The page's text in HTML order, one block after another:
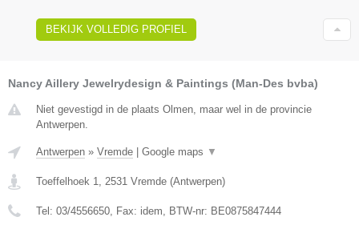
BEKIJK VOLLEDIG PROFIEL
Nancy Aillery Jewelrydesign & Paintings (Man-Des bvba)
Niet gevestigd in de plaats Olmen, maar wel in de provincie
Antwerpen.
Antwerpen » Vremde | Google maps ▼
Toeffelhoek 1 2531 Vremde (Antwerpen)
Tel: 03/4556650 , Fax: idem , BTW-nr: BE0875847444